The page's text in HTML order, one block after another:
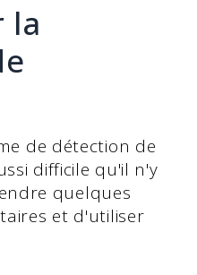
la
de détection de
difficile qu'il n'y
quelques
et d'utiliser